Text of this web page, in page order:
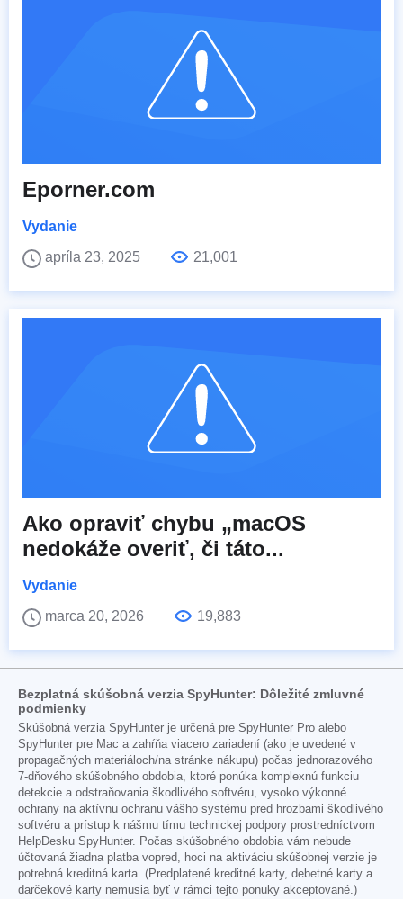
Eporner.com
Vydanie
apríla 23, 2025
21,001
Ako opraviť chybu „macOS
nedokáže overiť, či táto...
Vydanie
marca 20, 2026
19,883
Bezplatná skúšobná verzia SpyHunter: Dôležité zmluvné
podmienky
Skúšobná verzia SpyHunter je určená pre SpyHunter Pro alebo
SpyHunter pre Mac a zahŕňa viacero zariadení (ako je uvedené v
propagačných materiáloch/na stránke nákupu) počas jednorazového
7-dňového skúšobného obdobia, ktoré ponúka komplexnú funkciu
detekcie a odstraňovania škodlivého softvéru, vysoko výkonné
ochrany na aktívnu ochranu vášho systému pred hrozbami škodlivého
softvéru a prístup k nášmu tímu technickej podpory prostredníctvom
HelpDesku SpyHunter. Počas skúšobného obdobia vám nebude
účtovaná žiadna platba vopred, hoci na aktiváciu skúšobnej verzie je
potrebná kreditná karta. (Predplatené kreditné karty, debetné karty a
darčekové karty nemusia byť v rámci tejto ponuky akceptované.)